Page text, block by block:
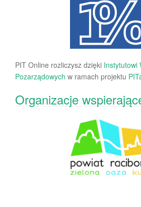
PIT Online rozliczysz dzięki Instytutowi
Pozarządowych w ramach projektu
Organizacje